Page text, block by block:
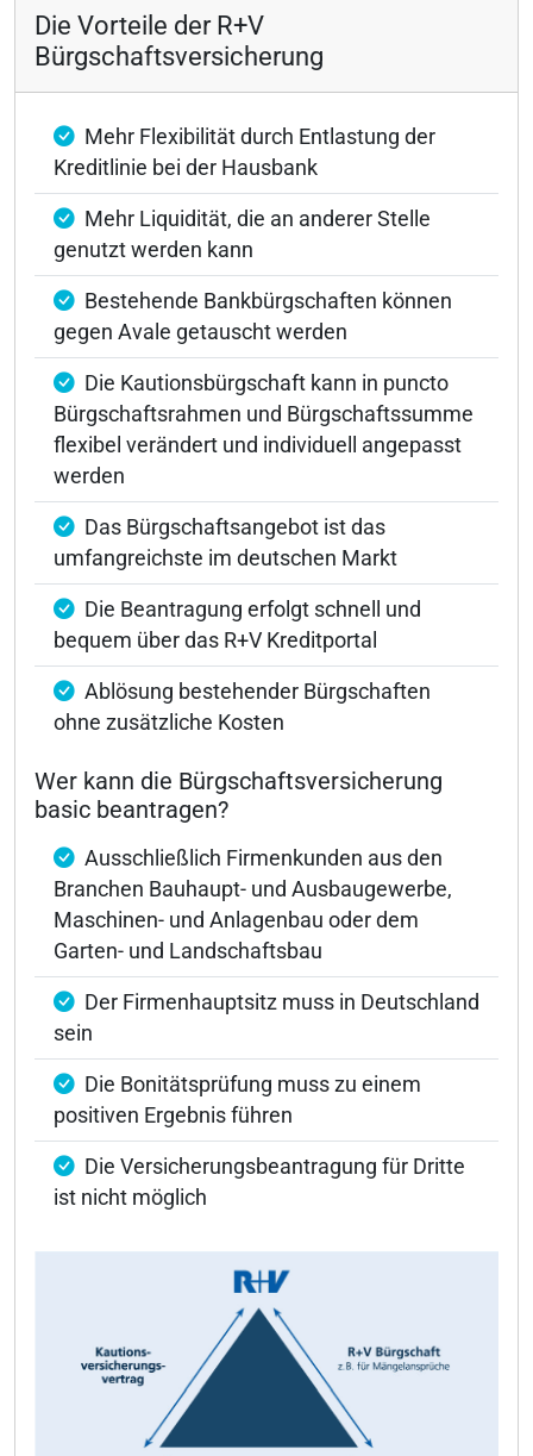
Die Vorteile der R+V
Bürgschaftsversicherung
Mehr Flexibilität durch Entlastung der
Kreditlinie bei der Hausbank
Mehr Liquidität, die an anderer Stelle
genutzt werden kann
Bestehende Bankbürgschaften können
gegen Avale getauscht werden
Die Kautionsbürgschaft kann in puncto
Bürgschaftsrahmen und Bürgschaftssumme
flexibel verändert und individuell angepasst
werden
Das Bürgschaftsangebot ist das
umfangreichste im deutschen Markt
Die Beantragung erfolgt schnell und
bequem über das R+V Kreditportal
Ablösung bestehender Bürgschaften
ohne zusätzliche Kosten
Wer kann die Bürgschaftsversicherung
basic beantragen?
Ausschließlich Firmenkunden aus den
Branchen Bauhaupt- und Ausbaugewerbe,
Maschinen- und Anlagenbau oder dem
Garten- und Landschaftsbau
Der Firmenhauptsitz muss in Deutschland
sein
Die Bonitätsprüfung muss zu einem
positiven Ergebnis führen
Die Versicherungsbeantragung für Dritte
ist nicht möglich